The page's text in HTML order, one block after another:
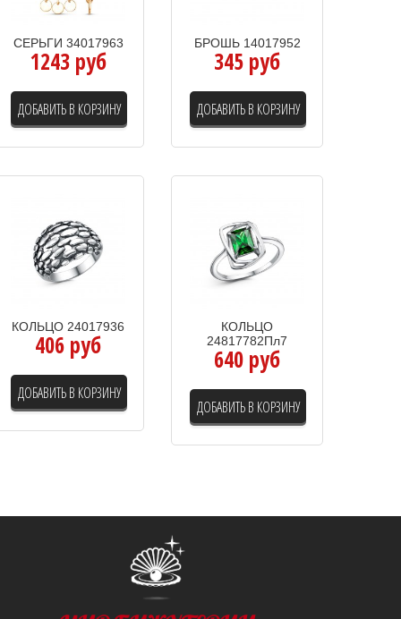
СЕРЬГИ 34017963
1243 руб
ДОБАВИТЬ В КОРЗИНУ
БРОШЬ 14017952
345 руб
ДОБАВИТЬ В КОРЗИНУ
КОЛЬЦО 24017936
406 руб
ДОБАВИТЬ В КОРЗИНУ
КОЛЬЦО
24817782Пл7
640 руб
ДОБАВИТЬ В КОРЗИНУ